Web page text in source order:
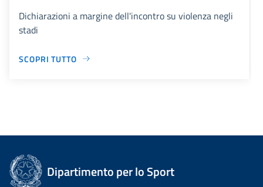
Dichiarazioni a margine dell'incontro su violenza negli
stadi
SCOPRI TUTTO
Dipartimento per lo Sport